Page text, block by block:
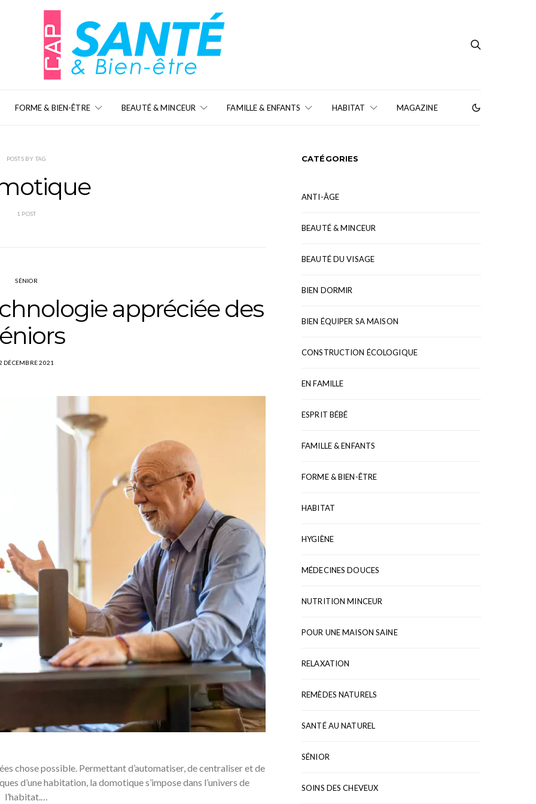
FORME & BIEN-ÊTRE BEAUTÉ & MINCEUR FAMILLE & ENFANTS HABITAT MAGAZINE
POSTS BY TAG
1 POST
SÉNIOR
appréciée des
DÉCEMBRE 2021
chose possible. Permettant d’automatiser, de centraliser et de
d’une habitation, la domotique s’impose dans l’univers de
l’habitat.…
CATÉGORIES
ANTI-ÂGE
BEAUTÉ & MINCEUR
BEAUTÉ DU VISAGE
BIEN DORMIR
BIEN ÉQUIPER SA MAISON
CONSTRUCTION ÉCOLOGIQUE
EN FAMILLE
ESPRIT BÉBÉ
FAMILLE & ENFANTS
FORME & BIEN-ÊTRE
HABITAT
HYGIÈNE
MÉDECINES DOUCES
NUTRITION MINCEUR
POUR UNE MAISON SAINE
RELAXATION
REMÈDES NATURELS
SANTÉ AU NATUREL
SÉNIOR
SOINS DES CHEVEUX